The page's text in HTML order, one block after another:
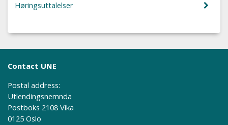
Høringsuttalelser
Contact UNE
Postal address:
Utlendingsnemnda
Postboks 2108 Vika
0125 Oslo